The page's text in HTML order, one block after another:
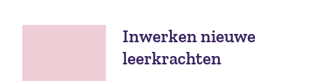
Inwerken nieuwe
leerkrachten